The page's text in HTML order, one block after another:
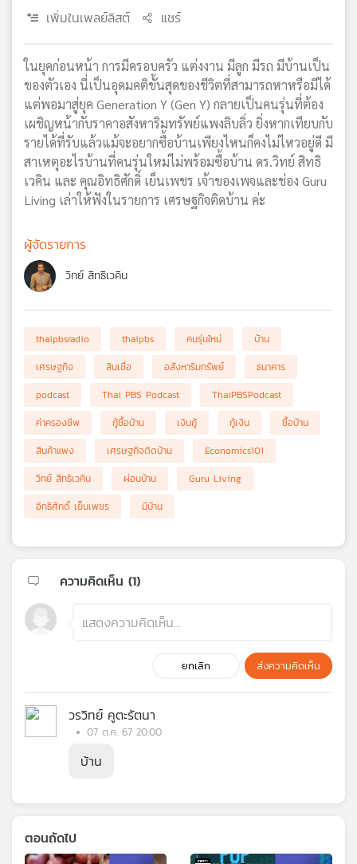
เพิ่มในเพลย์ลิสต์ แชร์
ในยุคก่อนหน้า การมีครอบครัว แต่งงาน มีลูก มีรถ มีบ้านเป็น
ของตัวเอง นี่เป็นอุดมคติขั้นสุดของชีวิตที่สามารถหาหรือมีได้
แต่พอมาสู่ยุค Generation Y (Gen Y) กลายเป็นคนรุ่นที่ต้อง
เผชิญหน้ากับราคาอสังหาริมทรัพย์แพงลิบลิ่ว ยิ่งหากเทียบกับ
รายได้ที่รับแล้วแม้จะอยากซื้อบ้านเพียงไหนก็คงไม่ไหวอยู่ดี มี
สาเหตุอะไรบ้านที่คนรุ่นใหม่ไม่พร้อมซื้อบ้าน ดร.วิทย์ สิทธิ
เวคิน และ คุณอิทธิศักดิ์ เย็นเพชร เจ้าของเพจและช่อง Guru
Living เล่าให้ฟังในรายการ เศรษฐกิจติดบ้าน ค่ะ
ผู้จัดรายการ
วิทย์ สิทธิเวคิน
thaipbsradio thaipbs คนรุ่นใหม่
บ้าน
เศรษฐกิจ
สินเชื่อ อสังหาริมทรัพย์
ธนาคาร
podcast
Thai PBS Podcast
ThaiPBSPodcast
ค่าครองชีพ
กู้ซื้อบ้าน เงินกู้ กู้เงิน
ซื้อบ้าน
สินค้าแพง
เศรษฐกิจติดบ้าน
Economics101
วิทย์ สิทธิเวคิน
ผ่อนบ้าน
Guru Living
อิทธิศักดิ์ เย็นเพชร
มีบ้าน
ความคิดเห็น (1)
ยกเลิก ส่งความคิดเห็น
วรวิทย์ คูตะรัตนา
07 ต.ค. 67 20:00
บ้าน
ตอนถัดไป